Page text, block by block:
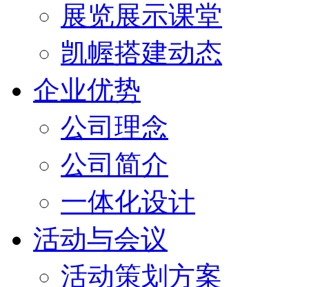
展览展示课堂
凯幄搭建动态
企业优势
公司理念
公司简介
一体化设计
活动与会议
活动策划方案